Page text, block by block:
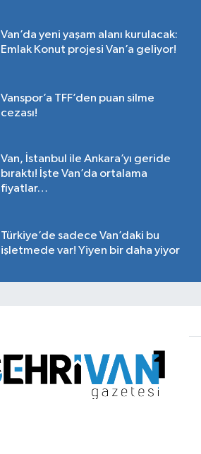
Van’da yeni yaşam alanı kurulacak:
Emlak Konut projesi Van’a geliyor!
Vanspor’a TFF’den puan silme
cezası!
Van, İstanbul ile Ankara’yı geride
bıraktı! İşte Van’da ortalama
fiyatlar…
Türkiye’de sadece Van’daki bu
işletmede var! Yiyen bir daha yiyor